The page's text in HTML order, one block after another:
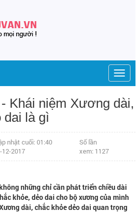
Khái niệm Xương dài,
dai là gì
nhật cuối: 01:40
12-2017
Số lần
xem: 1127
những chỉ cần phát triển chiều dài
khỏe, dẻo dai cho bộ xương của mình
dài, chắc khỏe dẻo dai quan trọng